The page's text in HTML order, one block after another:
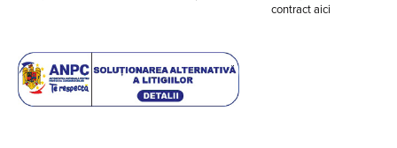
contract aici